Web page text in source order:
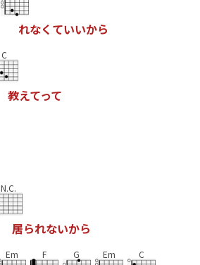
れなく ていいから
C
教えてって
N.C.
居られないから
Em F G Em C